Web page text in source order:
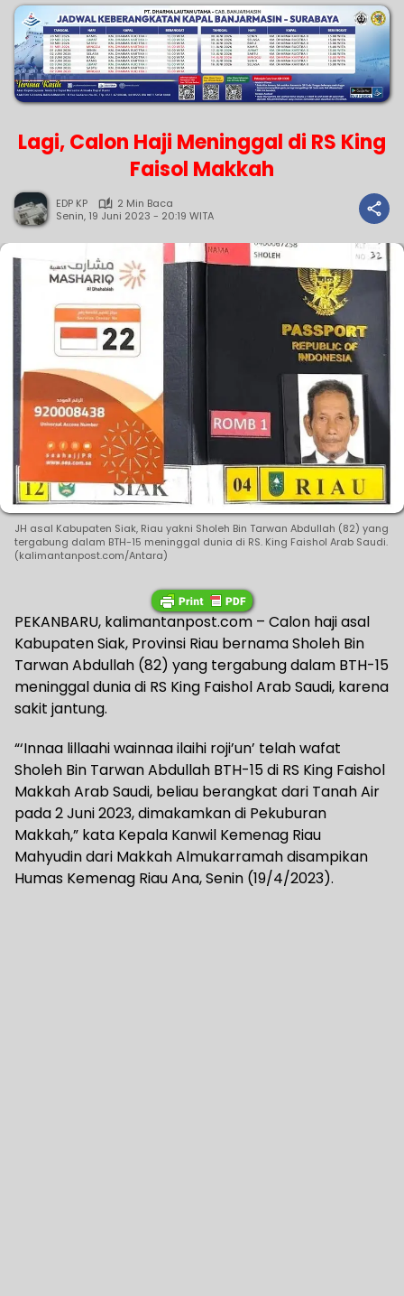
Lagi, Calon Haji Meninggal di RS King
Faisol Makkah
EDP KP
2 Min Baca
Senin, 19 Juni 2023 - 20:19 WITA
JH asal Kabupaten Siak, Riau yakni Sholeh Bin Tarwan Abdullah (82) yang
tergabung dalam BTH-15 meninggal dunia di RS. King Faishol Arab Saudi.
(kalimantanpost.com/Antara)
PEKANBARU, kalimantanpost.com – Calon haji asal
Kabupaten Siak, Provinsi Riau bernama Sholeh Bin
Tarwan Abdullah (82) yang tergabung dalam BTH-15
meninggal dunia di RS King Faishol Arab Saudi, karena
sakit jantung.
“‘Innaa lillaahi wainnaa ilaihi roji’un’ telah wafat
Sholeh Bin Tarwan Abdullah BTH-15 di RS King Faishol
Makkah Arab Saudi, beliau berangkat dari Tanah Air
pada 2 Juni 2023, dimakamkan di Pekuburan
Makkah,” kata Kepala Kanwil Kemenag Riau
Mahyudin dari Makkah Almukarramah disampikan
Humas Kemenag Riau Ana, Senin (19/4/2023).